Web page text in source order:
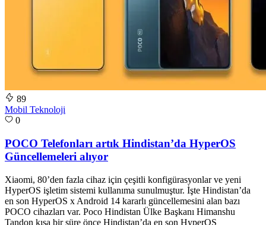
89
Mobil Teknoloji
0
POCO Telefonları artık Hindistan’da HyperOS
Güncellemeleri alıyor
Xiaomi, 80’den fazla cihaz için çeşitli konfigürasyonlar ve yeni
HyperOS işletim sistemi kullanıma sunulmuştur. İşte Hindistan’da
en son HyperOS x Android 14 kararlı güncellemesini alan bazı
POCO cihazları var. Poco Hindistan Ülke Başkanı Himanshu
Tandon kısa bir süre önce Hindistan’da en son HyperOS